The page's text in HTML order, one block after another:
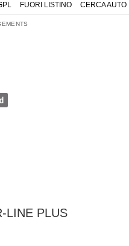
FUORI LISTINO CERCA AUTO
LINE PLUS